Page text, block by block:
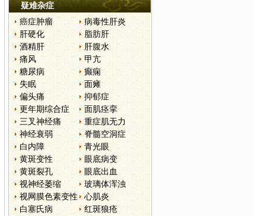
疑难杂症
癌症肿瘤
病毒性肝炎
肝硬化
脂肪肝
酒精肝
肝腹水
痛风
甲亢
糖尿病
癫痫
失眠
面瘫
偏头痛
抑郁症
更年期综合症
面肌痉挛
三叉神经痛
重症肌无力
神经衰弱
脊髓空洞症
白内障
青光眼
黄斑变性
眼底病变
黄斑裂孔
眼底出血
视神经萎缩
玻璃体浑浊
视网膜色素变性
心肌炎
白塞氏病
红斑狼疮